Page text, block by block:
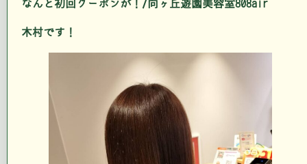
なんと初回クーポンが！/向ヶ丘遊園美容室808air
木村です！